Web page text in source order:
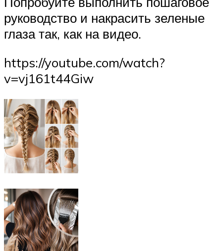
руководство и накрасить зеленые
глаза так, как на видео.
https://youtube.com/watch?
v=vj161t44Giw